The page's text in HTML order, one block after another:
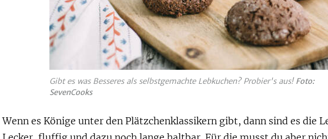
Gibt es was Besseres als selbstgemachte Lebkuchen? Probier's aus! Foto:
SevenCooks
Wenn es Könige unter den Plätzchenklassikern gibt, dann sind es die